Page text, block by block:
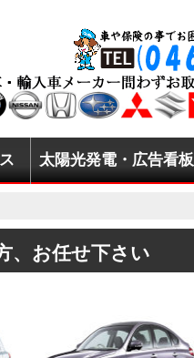
太陽光発電・広告看板
、お任せ下さい